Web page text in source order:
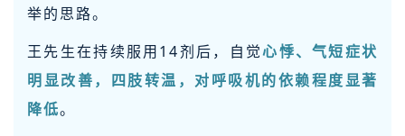
举的思路。
王先生在持续服用14剂后，自觉心悸、气短症状
明显改善，四肢转温，对呼吸机的依赖程度显著
降低。